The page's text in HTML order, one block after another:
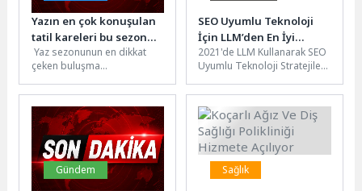
Yazın en çok konuşulan
tatil kareleri bu sezon
Ethno Belek’ten geldi
Yaz sezonunun en dikkat
çeken buluşma
gelen Ethno Belek, peş peşe
ağırladığı...
SEO Uyumlu Teknoloji
İçin LLM’den En İyi
Stratejiler
2021'de LLM Kullanarak SEO
Uyumlu Teknoloji Stratejileri
pazarlama stratejileri, yapay
zeka ve...
Gündem Sağlık